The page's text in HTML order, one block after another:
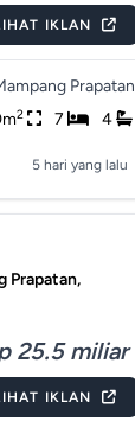
IKLAN
Prapatan
2 7 4
5 hari yang lalu
Prapatan,
25.5 miliar
IKLAN